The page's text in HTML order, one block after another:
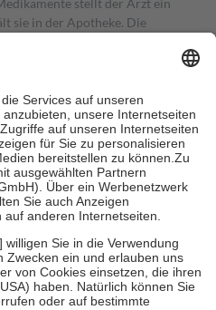
stellt der Arzt ein
sie in der Apotheke. Die
einen Teil davon als Zuzahlung
in Höhe von zehn
jedochfünf Euround
nie mehr als die tatsächlichen
auch für Online-Apotheken.
beträgt die
sowie zehn Euro je
für ihre eigene Gesundheit zu
der Familie zu unterstützen,